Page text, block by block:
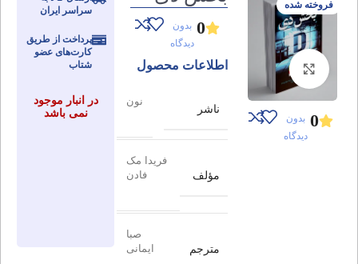
فروخته شده
برای بزرگنمایی کلیک کنید
0 بدون
دیدگاه
0 بدون
دیدگاه
اطلاعات محصول
ناشر
نون
مؤلف
فریدا مک
فادن
مترجم
صبا
ایمانی
سراسر ایران
پرداخت از طریق
کارت‌های عضو
شتاب
در انبار موجود
نمی باشد